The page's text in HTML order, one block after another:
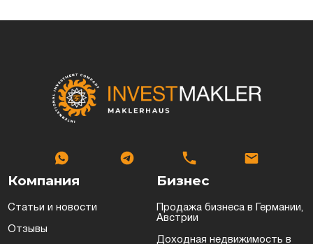
Компания
Статьи и новости
Отзывы
Бизнес
Продажа бизнеса в Германии,
Австрии
Доходная недвижимость в